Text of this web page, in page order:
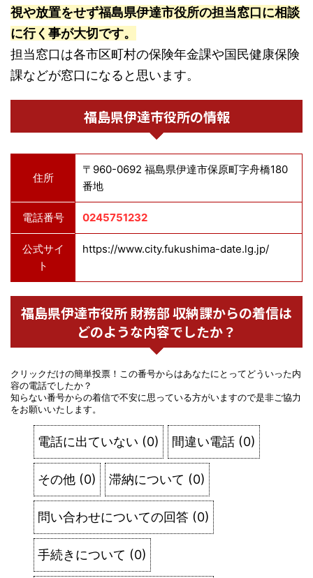
視や放置をせず福島県伊達市役所の担当窓口に相談
に行く事が大切です。
担当窓口は各市区町村の保険年金課や国民健康保険
課などが窓口になると思います。
福島県伊達市役所の情報
住所
〒960-0692 福島県伊達市保原町字舟橋180
番地
電話番号 0245751232
公式サイ
ト
https://www.city.fukushima-date.lg.jp/
福島県伊達市役所 財務部 収納課からの着信は
どのような内容でしたか？
クリックだけの簡単投票！この番号からはあなたにとってどういった内
容の電話でしたか？
知らない番号からの着信で不安に思っている方がいますので是非ご協力
をお願いいたします。
電話に出ていない (0) 間違い電話 (0)
その他 (0) 滞納について (0)
問い合わせについての回答 (0)
手続きについて (0)